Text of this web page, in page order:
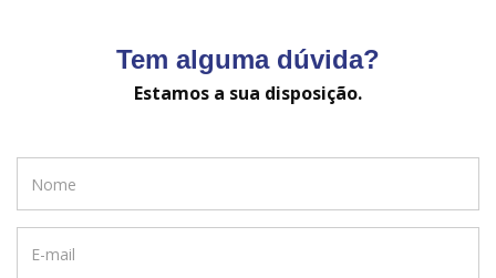
Tem alguma dúvida?
Estamos a sua disposição.